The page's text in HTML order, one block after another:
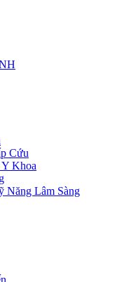
Cứu
Khoa
Năng Lâm Sàng